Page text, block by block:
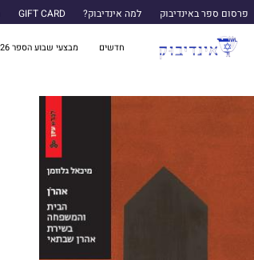
פרסום ספר באינדיבוק למה אינדיבוק? GIFT CARD
חדשים מבצעי שבוע הספר 2026